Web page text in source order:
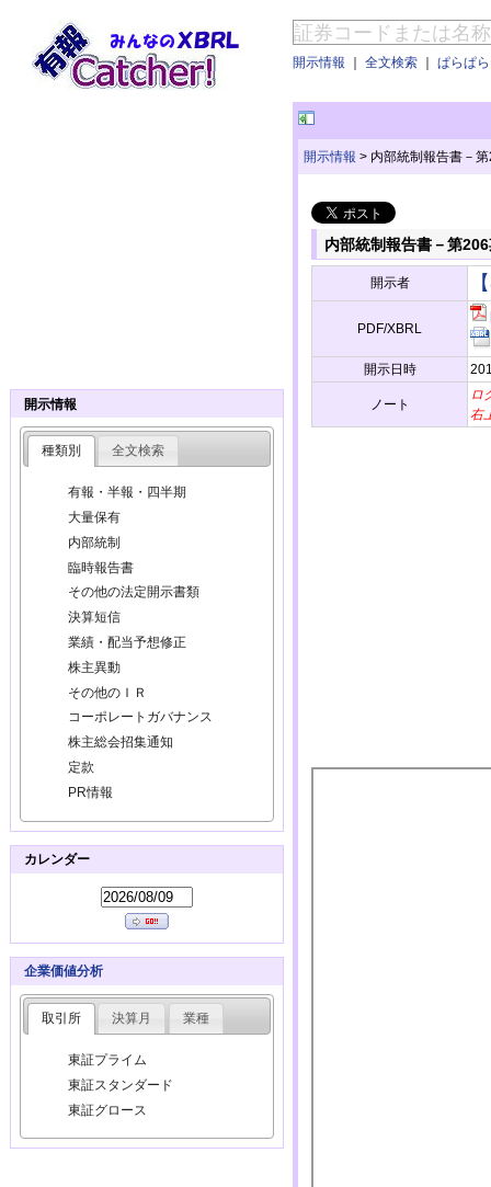
開示情報 ｜ 全文検索 ｜ ぱらぱ
開示情報 > 内部統制報告書－
内部統制報告書－第
開示者
PDF/XBRL
開示日時
ノート
ロ
右
開示情報
種類別 全文検索
有報・半報・四半期
大量保有
内部統制
臨時報告書
その他の法定開示書類
決算短信
業績・配当予想修正
株主異動
その他のＩＲ
コーポレートガバナンス
株主総会招集通知
定款
PR情報
カレンダー
企業価値分析
取引所 決算月 業種
東証プライム
東証スタンダード
東証グロース